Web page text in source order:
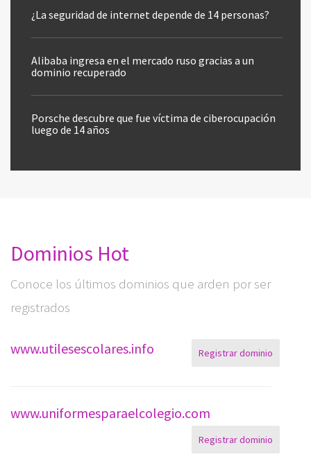
¿La seguridad de internet depende de 14 personas?
Alibaba ingresa en el mercado ruso gracias a un
dominio recuperado
Porsche descubre que fue víctima de ciberocupación
luego de 14 años
Dominios Hot
Conoce los últimos dominios que arden por ser
registrados
www.utilesescolares.info Registrar dominio
www.uniformesparaelcolegio.com
Registrar dominio